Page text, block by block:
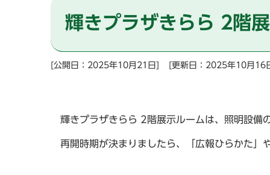
輝きプラザきらら 2階
[公開日：2025年10月21日] [更新日：2025年10月16
輝きプラザきらら 2階展示ルームは、照明設
再開時期が決まりましたら、「広報ひらかた」